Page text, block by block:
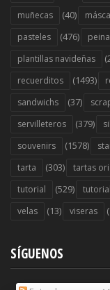
muñecas (40)
pasteles (476)
plantillas navideñas
recuerditos (1493)
sandwichs (37)
servilleteros (379)
souvenirs (1578)
tarta (303) tartas
tutorial (529)
velas (13) viseras
SÍGUENOS